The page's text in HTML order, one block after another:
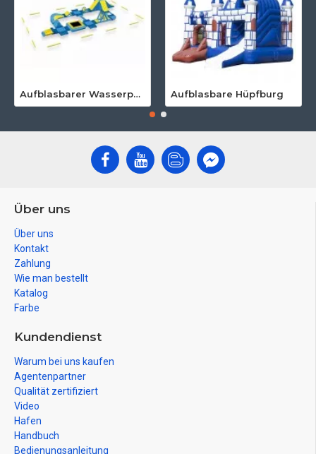
Aufblasbarer Wasserpark Für Erwachsene Aufblasbare Hüpfburg
Über uns
Über uns
Kontakt
Zahlung
Wie man bestellt
Katalog
Farbe
Kundendienst
Warum bei uns kaufen
Agentenpartner
Qualität zertifiziert
Video
Hafen
Handbuch
Bedienungsanleitung